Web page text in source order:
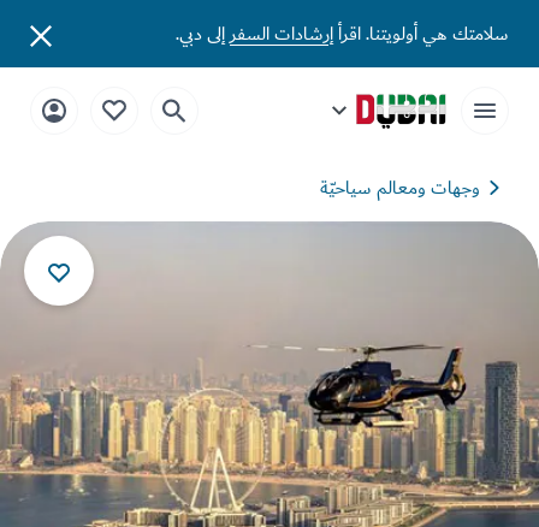
هي أولويتنا. اقرأإرشادات السفرإلى دبي.
وجهات ومعالم سياحيّة